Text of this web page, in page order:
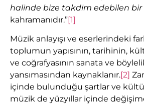
halinde bize takdim edebilen bir
kahramanıdır.”[1]
Müzik anlayışı ve eserlerindeki
toplumun yapısının, tarihinin,
ve coğrafyasının sanata ve
yansımasından kaynaklanır.[2]
içinde bulunduğu şartlar ve
müzik de yüzyıllar içinde